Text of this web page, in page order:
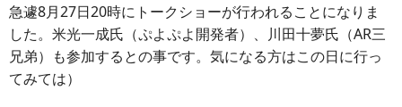
急遽8月27日20時にトークショーが行われることになりま
した。米光一成氏（ぷよぷよ開発者）、川田十夢氏（AR三
兄弟）も参加するとの事です。気になる方はこの日に行っ
てみては）